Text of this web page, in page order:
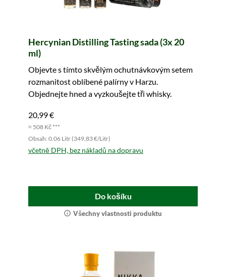
Hercynian Distilling Tasting sada (3x 20
ml)
Objevte s tímto skvělým ochutnávkovým setem
rozmanitost oblíbené palírny v Harzu.
Objednejte hned a vyzkoušejte tři whisky.
20,99 €
≈ 508 Kč ***
Obsah: 0.06 Litr (349,83 €/Litr)
včetně DPH, bez nákladů na dopravu
Do košíku
Všechny vlastnosti produktu